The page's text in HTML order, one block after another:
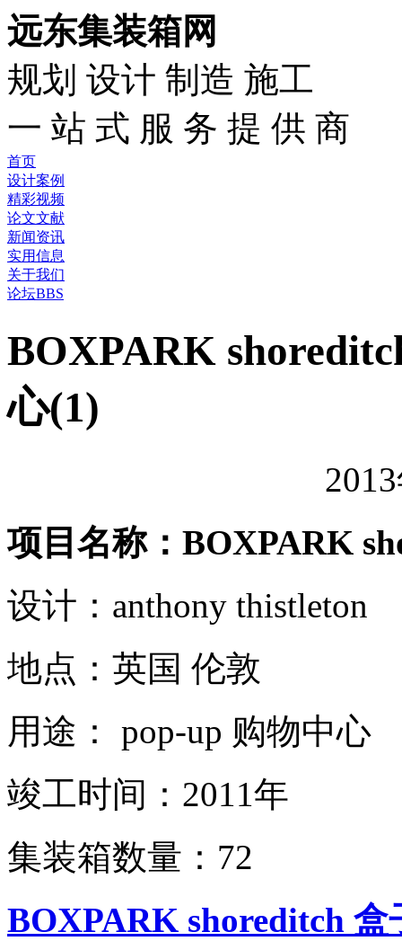
远东集装箱网
规划 设计 制造 施工
一 站 式 服 务 提 供 商
首页
设计案例
精彩视频
论文文献
新闻资讯
实用信息
关于我们
论坛BBS
BOXPARK
心(1)
项目名称：BOXPARK
设计：anthony thistleton
地点：英国 伦敦
用途： pop-up 购物中心
竣工时间：2011年
集装箱数量：72
BOXPARK shoreditch 盒